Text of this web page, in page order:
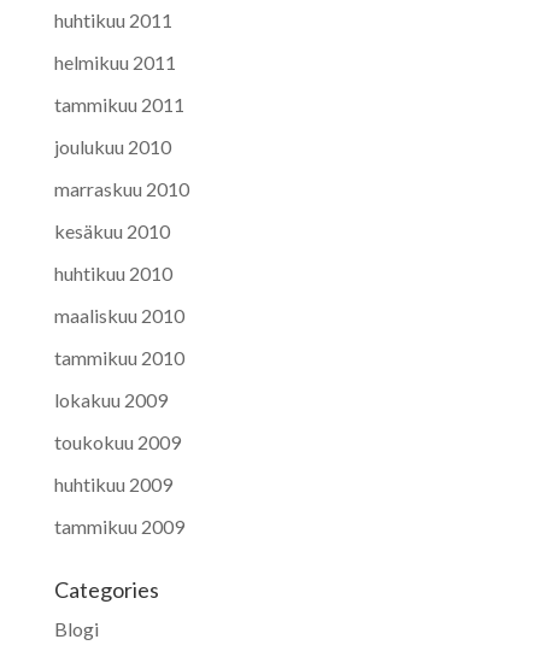
huhtikuu 2011
helmikuu 2011
tammikuu 2011
joulukuu 2010
marraskuu 2010
kesäkuu 2010
huhtikuu 2010
maaliskuu 2010
tammikuu 2010
lokakuu 2009
toukokuu 2009
huhtikuu 2009
tammikuu 2009
Categories
Blogi